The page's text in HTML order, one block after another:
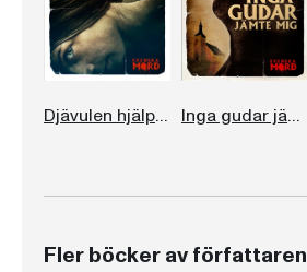
Djävulen hjälpte mig Inga gudar jämte mig
Fler böcker av författaren